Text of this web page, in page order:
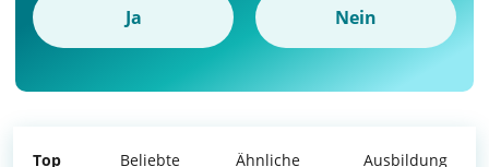
Ja Nein
Top Beliebte Ähnliche Ausbildung